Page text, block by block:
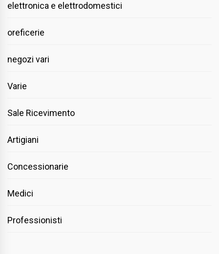
elettronica e elettrodomestici
oreficerie
negozi vari
Varie
Sale Ricevimento
Artigiani
Concessionarie
Medici
Professionisti